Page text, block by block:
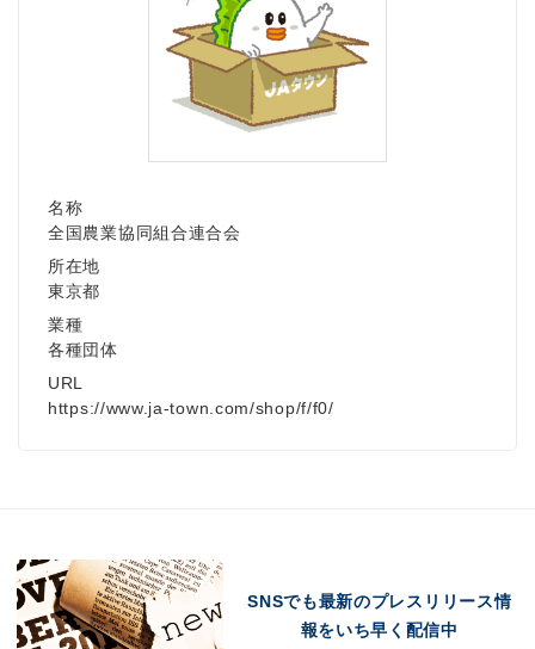
名称
全国農業協同組合連合会
所在地
東京都
業種
各種団体
URL
https://www.ja-town.com/shop/f/f0/
SNSでも最新のプレスリリース情
報をいち早く配信中